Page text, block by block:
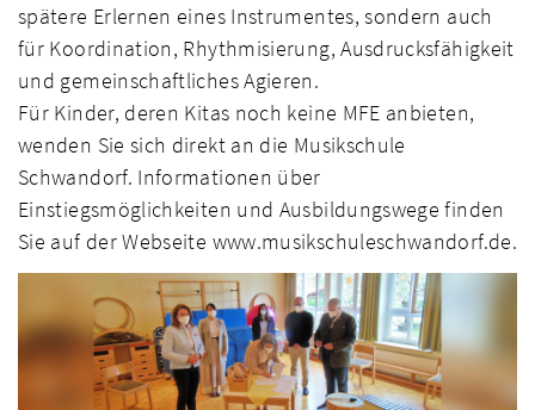
spätere Erlernen eines Instrumentes, sondern auch
für Koordination, Rhythmisierung, Ausdrucksfähigkeit
und gemeinschaftliches Agieren.
Für Kinder, deren Kitas noch keine MFE anbieten,
wenden Sie sich direkt an die Musikschule
Schwandorf. Informationen über
Einstiegsmöglichkeiten und Ausbildungswege finden
Sie auf der Webseite www.musikschuleschwandorf.de.